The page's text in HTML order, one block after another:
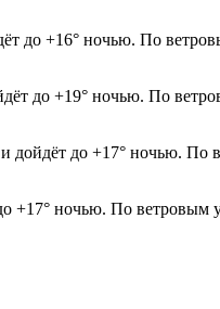
до +16° ночью. По
до +19° ночью. По
дойдёт до +17° ночью.
+17° ночью. По ветровым